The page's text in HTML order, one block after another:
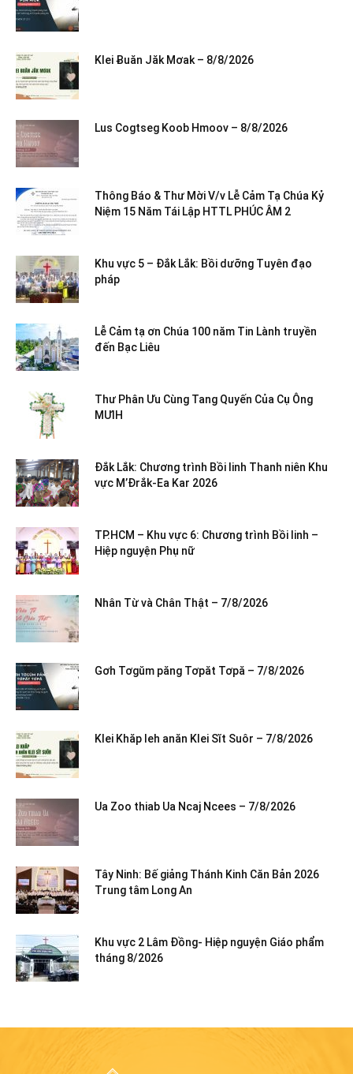
Klei Ƀuăn Jăk Mơak – 8/8/2026
Lus Cogtseg Koob Hmoov – 8/8/2026
Thông Báo & Thư Mời V/v Lễ Cảm Tạ Chúa Kỷ
Niệm 15 Năm Tái Lập HTTL PHÚC ÂM 2
Khu vực 5 – Đắk Lắk: Bồi dưỡng Tuyên đạo
pháp
Lễ Cảm tạ ơn Chúa 100 năm Tin Lành truyền
đến Bạc Liêu
Thư Phân Ưu Cùng Tang Quyến Của Cụ Ông
MƯIH
Đắk Lắk: Chương trình Bồi linh Thanh niên Khu
vực M’Đrắk-Ea Kar 2026
TP.HCM – Khu vực 6: Chương trình Bồi linh –
Hiệp nguyện Phụ nữ
Nhân Từ và Chân Thật – 7/8/2026
Gơh Tơgŭm păng Tơpăt Tơpă – 7/8/2026
Klei Khăp leh anăn Klei Sĭt Suôr – 7/8/2026
Ua Zoo thiab Ua Ncaj Ncees – 7/8/2026
Tây Ninh: Bế giảng Thánh Kinh Căn Bản 2026
Trung tâm Long An
Khu vực 2 Lâm Đồng- Hiệp nguyện Giáo phẩm
tháng 8/2026